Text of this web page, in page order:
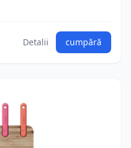
Detalii cumpără